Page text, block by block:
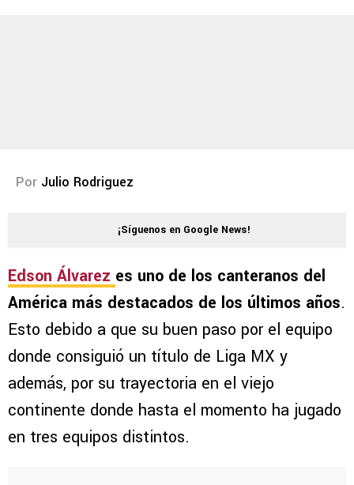
Por Julio Rodriguez
¡Síguenos en Google News!
Edson Álvarez es uno de los canteranos del
América más destacados de los últimos años.
Esto debido a que su buen paso por el equipo
donde consiguió un título de Liga MX y
además, por su trayectoria en el viejo
continente donde hasta el momento ha jugado
en tres equipos distintos.